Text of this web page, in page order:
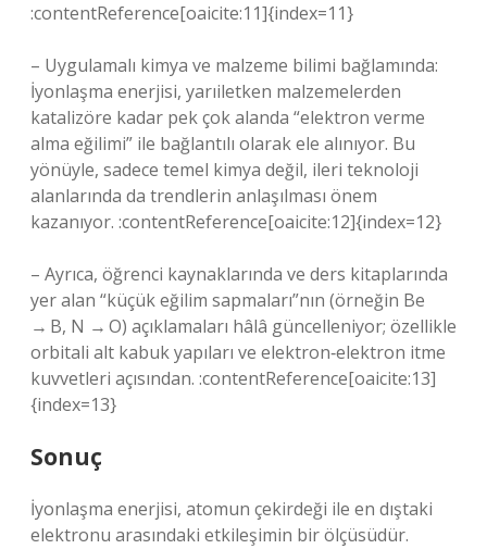
:contentReference[oaicite:11]{index=11}
– Uygulamalı kimya ve malzeme bilimi bağlamında:
İyonlaşma enerjisi, yarıiletken malzemelerden
katalizöre kadar pek çok alanda “elektron verme
alma eğilimi” ile bağlantılı olarak ele alınıyor. Bu
yönüyle, sadece temel kimya değil, ileri teknoloji
alanlarında da trendlerin anlaşılması önem
kazanıyor. :contentReference[oaicite:12]{index=12}
– Ayrıca, öğrenci kaynaklarında ve ders kitaplarında
yer alan “küçük eğilim sapmaları”nın (örneğin Be
→ B, N → O) açıklamaları hâlâ güncelleniyor; özellikle
orbitali alt kabuk yapıları ve elektron‑elektron itme
kuvvetleri açısından. :contentReference[oaicite:13]
{index=13}
Sonuç
İyonlaşma enerjisi, atomun çekirdeği ile en dıştaki
elektronu arasındaki etkileşimin bir ölçüsüdür.